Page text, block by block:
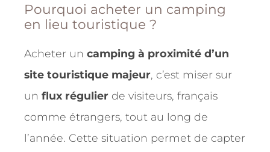
Pourquoi acheter un camping
en lieu touristique ?
Acheter un camping à proximité d’un
site touristique majeur, c’est miser sur
un flux régulier de visiteurs, français
comme étrangers, tout au long de
l’année. Cette situation permet de capter